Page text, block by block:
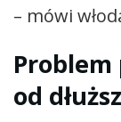
– mówi
od